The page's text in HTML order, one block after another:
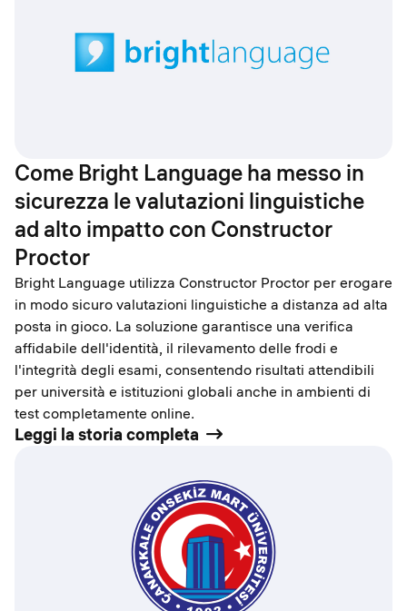
Come Bright Language ha messo in
sicurezza le valutazioni linguistiche
ad alto impatto con Constructor
Proctor
Bright Language utilizza Constructor Proctor per erogare
in modo sicuro valutazioni linguistiche a distanza ad alta
posta in gioco. La soluzione garantisce una verifica
affidabile dell'identità, il rilevamento delle frodi e
l'integrità degli esami, consentendo risultati attendibili
per università e istituzioni globali anche in ambienti di
test completamente online.
Leggi la storia completa